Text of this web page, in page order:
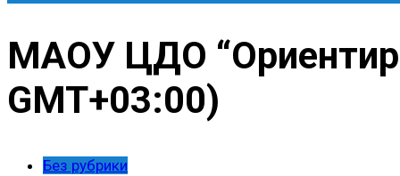
МАОУ ЦДО
GMT+03:00)
Без рубрики